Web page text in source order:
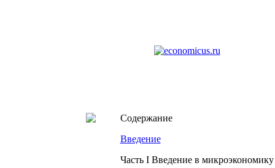
Содержание
Введение
Часть I Введение в микроэкономику